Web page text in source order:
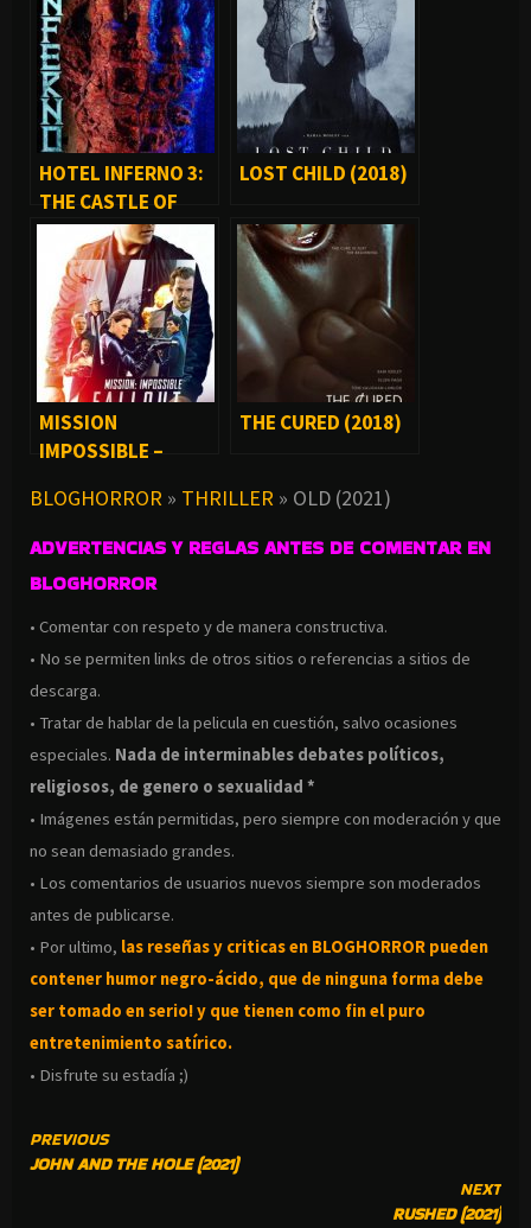
HOTEL INFERNO 3:
THE CASTLE OF
SCREAMS (2021)
LOST CHILD (2018)
MISSION
IMPOSSIBLE –
THE CURED (2018)
BLOGHORROR » THRILLER » OLD (2021)
ADVERTENCIAS Y REGLAS ANTES DE COMENTAR EN
BLOGHORROR
• Comentar con respeto y de manera constructiva.
• No se permiten links de otros sitios o referencias a sitios de
descarga.
• Tratar de hablar de la pelicula en cuestión, salvo ocasiones
especiales. Nada de interminables debates políticos,
religiosos, de genero o sexualidad *
• Imágenes están permitidas, pero siempre con moderación y que
no sean demasiado grandes.
• Los comentarios de usuarios nuevos siempre son moderados
antes de publicarse.
• Por ultimo, las reseñas y criticas en BLOGHORROR pueden
contener humor negro-ácido, que de ninguna forma debe
ser tomado en serio! y que tienen como fin el puro
entretenimiento satírico.
• Disfrute su estadía ;)
CONTINUE
READING
PREVIOUS
JOHN AND THE HOLE (2021)
NEXT
RUSHED (2021)